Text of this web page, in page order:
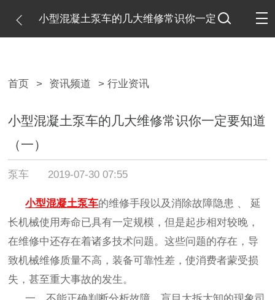
小型混凝土泵车的几大维修常识你一定
首页 > 资讯频道 > 行业资讯
小型混凝土泵车的几大维修常识你一定要知道
（一）
泵车 2019-07-30 07:55
小型混凝土泵车的维修手段以及消除故障隐患 、
延
长机械使用寿命已具有一定规模，但是起步相对较晚，
在维修中还存在着诸多技术问题。这些问题的存在，导
致机械维修质量不高，装备可靠性差，使消费者蒙受损
失，甚至重大事故的发生。